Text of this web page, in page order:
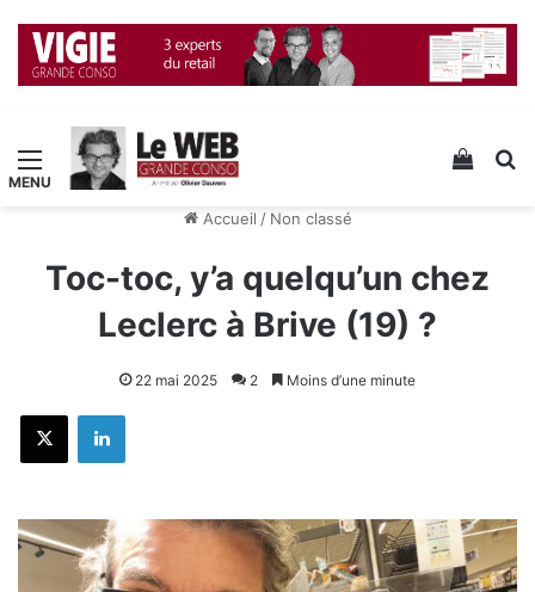
Menu Voir
Accueil / Non classé
Toc-toc, y’a quelqu’un chez
Leclerc à Brive (19) ?
22 mai 2025 2 Moins d’une minute
X Linkedin